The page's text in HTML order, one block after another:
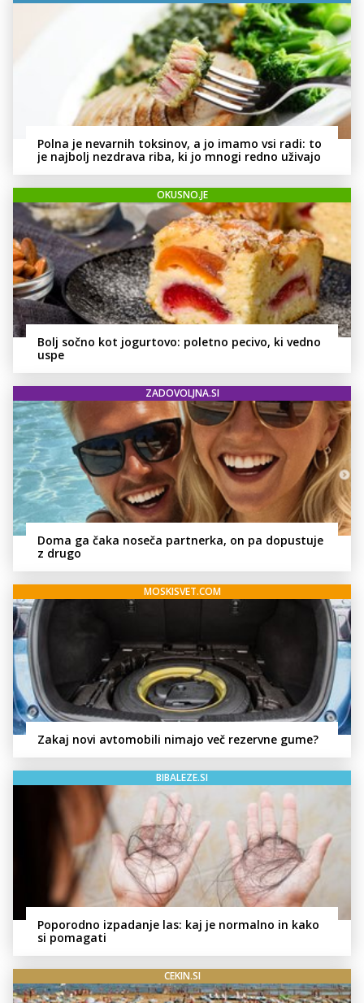
Polna je nevarnih toksinov, a jo imamo vsi radi: to
je najbolj nezdrava riba, ki jo mnogi redno uživajo
OKUSNO.JE
Bolj sočno kot jogurtovo: poletno pecivo, ki vedno
uspe
ZADOVOLJNA.SI
Doma ga čaka noseča partnerka, on pa dopustuje
z drugo
MOSKISVET.COM
Zakaj novi avtomobili nimajo več rezervne gume?
BIBALEZE.SI
Poporodno izpadanje las: kaj je normalno in kako
si pomagati
CEKIN.SI